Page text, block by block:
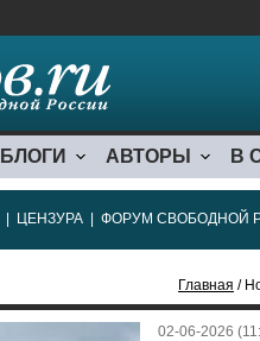
БЛОГИ АВТОРЫ В
ЦЕНЗУРА ФОРУМ СВОБОДНОЙ
Главная /
02-06-2026